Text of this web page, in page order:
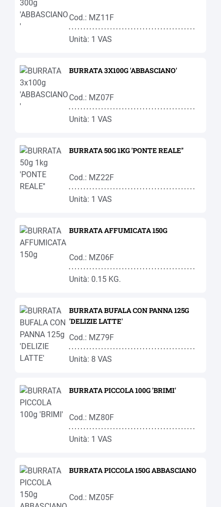
Cod.: MZ11F
Unità: 1 VAS
BURRATA 3X100G 'ABBASCIANO'
Cod.: MZ07F
Unità: 1 VAS
BURRATA 50G 1KG 'PONTE REALE''
Cod.: MZ22F
Unità: 1 VAS
BURRATA AFFUMICATA 150G
Cod.: MZ06F
Unità: 0.15 KG.
BURRATA BUFALA CON PANNA 125G
'DELIZIE LATTE'
Cod.: MZ79F
Unità: 8 VAS
BURRATA PICCOLA 100G 'BRIMI'
Cod.: MZ80F
Unità: 1 VAS
BURRATA PICCOLA 150G ABBASCIANO
Cod.: MZ05F